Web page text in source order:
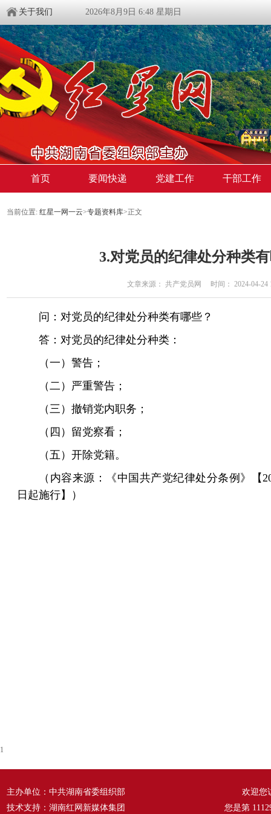
关于我们 2026年8月9日 6:48 星期日
首页 要闻快递 党建工作 干部工作
当前位置: 红星一网一云>专题资料库>正文
3.对党员的纪律处分种类
文章来源： 共产党员网 时间： 2024-04-24
问：对党员的纪律处分种类有哪些？
答：对党员的纪律处分种类：
（一）警告；
（二）严重警告；
（三）撤销党内职务；
（四）留党察看；
（五）开除党籍。
（内容来源：《中国共产党纪律处分条例》【
日起施行】）
1
主办单位：中共湖南省委组织部
技术支持：湖南红网新媒体集团
欢迎您
您是第